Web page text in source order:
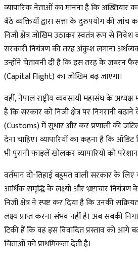
व्यापारिक नेताओं का मानना है कि अख्तियार
बैठे व्यक्तियों द्वारा सत्ता के दुरुपयोग की जांच
निजी क्षेत्र जोखिम उठाकर स्वतंत्र रूप से
सरकारी नियंत्रण की तरह अंकुश लगाना
उन्होंने चेतावनी दी है कि इस तरह के जबरन
(Capital Flight) का जोखिम बढ़ जाएगा।
वहीं, नेपाल राष्ट्रीय व्यवसायी महासंघ के
है कि सरकार को निजी क्षेत्र पर निगरानी
(Customs) में सुधार और कर प्रणाली की
देना चाहिए। व्यापारियों का कहना है कि
भी पुरानी फाइलें खोलकर व्यापारियों को
वर्तमान दो-तिहाई बहुमत वाली सरकार के
आर्थिक समृद्धि के लक्ष्यों और भ्रष्टाचार
निजी क्षेत्र ने स्पष्ट कर दिया है कि उनकी
लक्ष्य प्राप्त करना संभव नहीं है। अब सबकी
टिकी हैं कि वह इस विवादित प्रस्ताव को आगे
चिंताओं को प्राथमिकता देती है।